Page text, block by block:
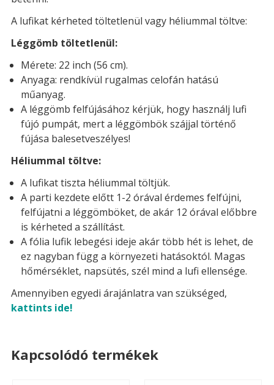
A lufikat kérheted töltetlenül vagy héliummal töltve:
Léggömb töltetlenül:
Mérete: 22 inch (56 cm).
Anyaga: rendkívül rugalmas celofán hatású
műanyag.
A léggömb felfújásához kérjük, hogy használj lufi
fújó pumpát, mert a léggömbök szájjal történő
fújása balesetveszélyes!
Héliummal töltve:
A lufikat tiszta héliummal töltjük.
A parti kezdete előtt 1-2 órával érdemes felfújni,
felfújatni a léggömböket, de akár 12 órával előbbre
is kérheted a szállítást.
A fólia lufik lebegési ideje akár több hét is lehet, de
ez nagyban függ a környezeti hatásoktól. Magas
hőmérséklet, napsütés, szél mind a lufi ellensége.
Amennyiben egyedi árajánlatra van szükséged,
kattints ide!
Kapcsolódó termékek